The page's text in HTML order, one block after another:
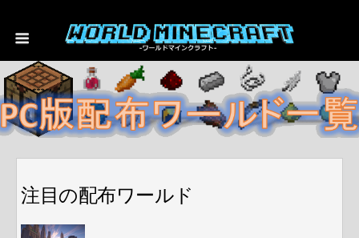
注目の配布ワールド